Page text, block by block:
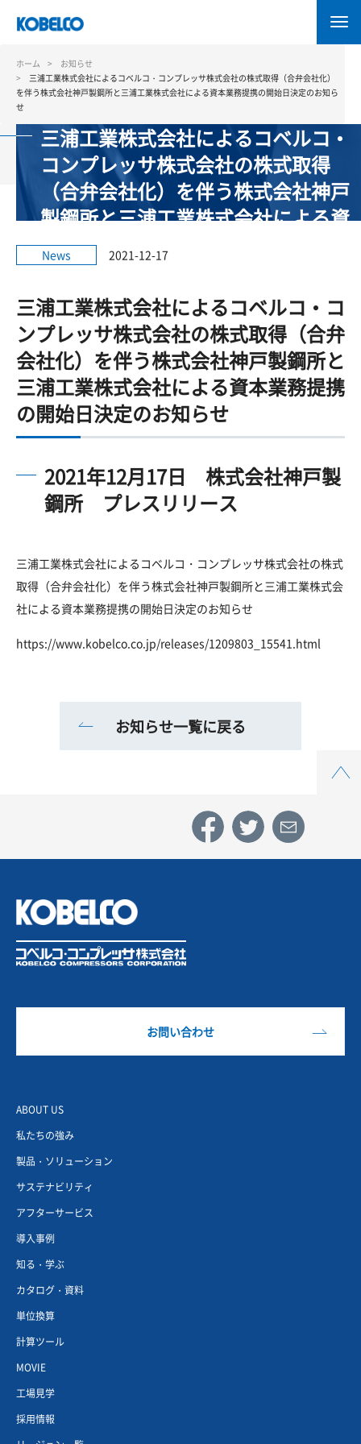
ツ
ホーム
お知らせ
三浦工業株式会社によるコベルコ・コンプレッサ株式会社の株式取得（合弁会社化）
を伴う株式会社神戸製鋼所と三浦工業株式会社による資本業務提携の開始日決定のお知ら
せ
三浦工業株式会社によるコベルコ・
コンプレッサ株式会社の株式取得
（合弁会社化）を伴う株式会社神戸
製鋼所と三浦工業株式会社による資
本業務提携の開始日決定のお知らせ
News 2021-12-17
三浦工業株式会社によるコベルコ・コ
ンプレッサ株式会社の株式取得（合弁
会社化）を伴う株式会社神戸製鋼所と
三浦工業株式会社による資本業務提携
の開始日決定のお知らせ
2021年12月17日 株式会社神戸製
鋼所 プレスリリース
三浦工業株式会社によるコベルコ・コンプレッサ株式会社の株式
取得（合弁会社化）を伴う株式会社神戸製鋼所と三浦工業株式会
社による資本業務提携の開始日決定のお知らせ
https://www.kobelco.co.jp/releases/1209803_15541.html
お知らせ一覧に戻る
お問い合わせ
ABOUT US
私たちの強み
製品・ソリューション
サステナビリティ
アフターサービス
導入事例
知る・学ぶ
カタログ・資料
単位換算
計算ツール
MOVIE
工場見学
採用情報